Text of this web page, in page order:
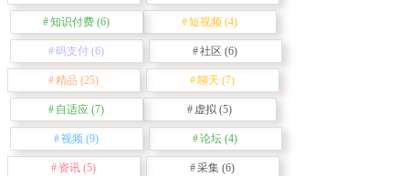
知识付费 (6) 短视频 (4)
码支付 (6) 社区 (6)
精品 (25) 聊天 (7)
自适应 (7) 虚拟 (5)
视频 (9) 论坛 (4)
资讯 (5) 采集 (6)